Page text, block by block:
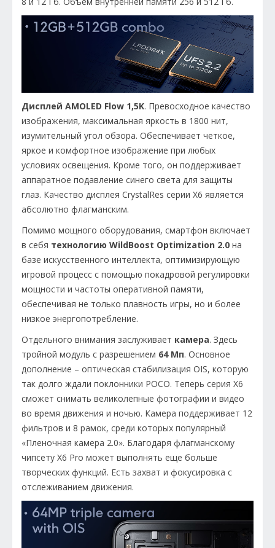
Дисплей AMOLED Flow 1,5K. Превосходное качество
изображения, максимальная яркость в 1800 нит,
изумительный угол обзора. Обеспечивает четкое,
яркое и комфортное изображение при любых
условиях освещения. Кроме того, он поддерживает
аппаратное подавление синего света для защиты
глаз. Качество дисплея CrystalRes серии X6 является
абсолютно флагманским.
Помимо мощного оборудования, смартфон включает
в себя технологию WildBoost Optimization 2.0 на
базе искусственного интеллекта, оптимизирующую
игровой процесс с помощью покадровой регулировки
мощности и частоты оперативной памяти,
обеспечивая не только плавность игры, но и более
низкое энергопотребление.
Отдельного внимания заслуживает камера. Здесь
тройной модуль с разрешением 64 Мп. Основное
дополнение – оптическая стабилизация OIS, которую
так долго ждали поклонники POCO. Теперь серия X6
сможет снимать великолепные фотографии и видео
во время движения и ночью. Камера поддерживает 12
фильтров и 8 рамок, среди которых популярный
«Пленочная камера 2.0». Благодаря флагманскому
чипсету X6 Pro может выполнять еще больше
творческих функций. Есть захват и фокусировка с
отслеживанием движения.